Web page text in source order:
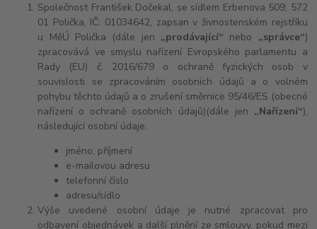
Společnost František Dočekal, se sídlem Erbenova 509, 572
01 Polička, IČ: 01034642, zapsan v živnostenském rejstříku
u MěÚ Polička (dále jen „prodávající“ nebo „správce“)
zpracovává ve smyslu nařízení Evropského parlamentu a
Rady (EU) č. 2016/679 o ochraně fyzických osob v
souvislosti se zpracováním osobních údajů a o volném
pohybu těchto údajů a o zrušení směrnice 95/46/ES (obecné
nařízení o ochraně osobních údajů)(dále jen „Nařízení“),
následující osobní údaje:
jméno, příjmení
e-mailovou adresu
telefonní číslo
adresu/sídlo
Výše uvedené osobní údaje je nutné zpracovat pro
odbavení objednávek a další plnění ze smlouvy, pokud mezi